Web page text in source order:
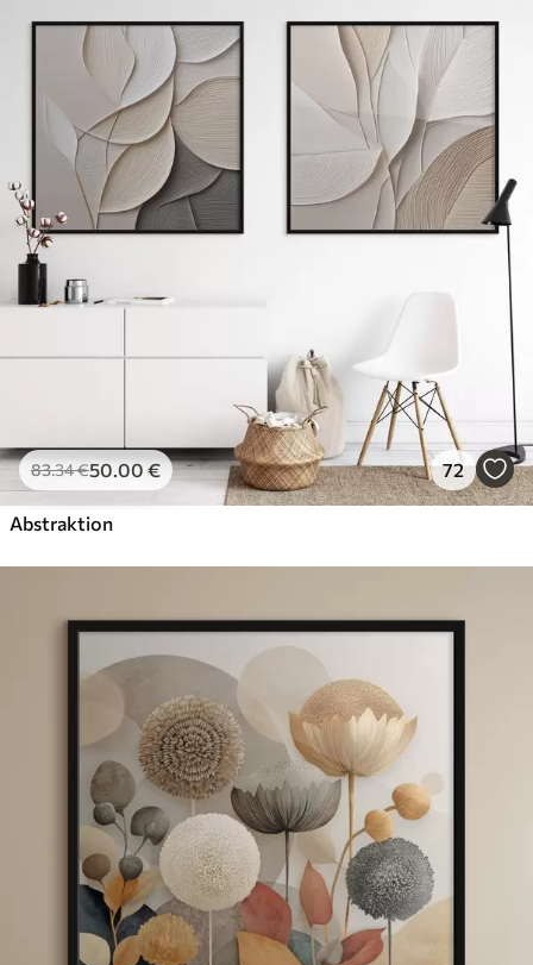
83.34€50.00 € 72
Abstraktion